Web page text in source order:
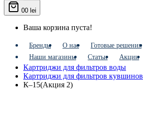
00 lei
Ваша корзина пуста!
Бренды О нас Готовые решения
Наши магазины
Статьи Акции
Картриджи для фильтров воды
Картриджи для фильтров кувшинов
К–15(Акция 2)